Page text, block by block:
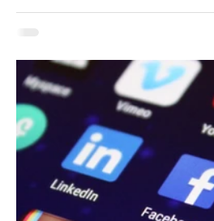
exklusive Musik und künstliche
Start, "Radio Schaffhuuse". KI-